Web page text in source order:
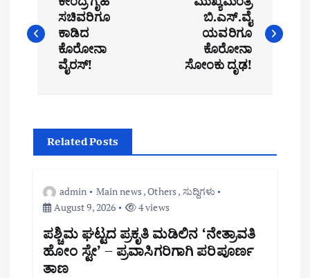
s
a
v
ಸಚಿವರಿಗೂ
ಕಾಡಿದ
ಕೊರೋನಾ
ವೈರಸ್!
ಬಿ.ಎಸ್.ವೈ
ಯವರಿಗೂ
ಕೊರೋನಾ
ಸೋಂಕು ದೃಢ!
Related Posts
admin Main news,Others, ಸುದ್ದಿಗಳು
August 9, 2026
4 views
ಪಶ್ಚಿಮ ಘಟ್ಟದ ಪ್ರಕೃತಿ ಮಡಿಲಿನ ‘ನೇತ್ರಾವತಿ
ಹೋಂ ಸ್ಟೇ’ – ಪ್ರವಾಸಿಗರಿಗಾಗಿ ಪರಿಪೂರ್ಣ
ತಾಣ